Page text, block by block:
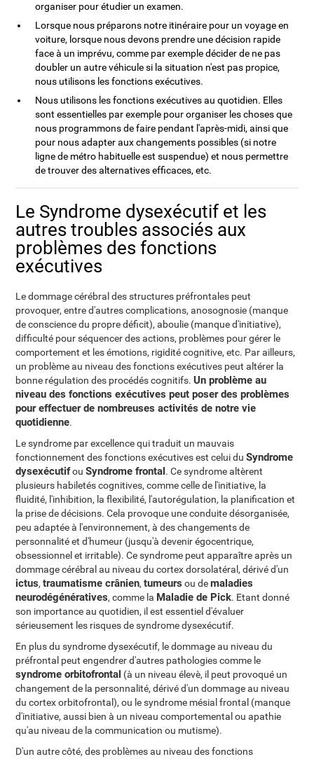
organiser pour étudier un examen.
Lorsque nous préparons notre itinéraire pour un voyage en
voiture, lorsque nous devons prendre une décision rapide
face à un imprévu, comme par exemple décider de ne pas
doubler un autre véhicule si la situation n'est pas propice,
nous utilisons les fonctions exécutives.
Nous utilisons les fonctions exécutives au quotidien. Elles
sont essentielles par exemple pour organiser les choses que
nous programmons de faire pendant l'après-midi, ainsi que
pour nous adapter aux changements possibles (si notre
ligne de métro habituelle est suspendue) et nous permettre
de trouver des alternatives efficaces, etc.
Le Syndrome dysexécutif et les
autres troubles associés aux
problèmes des fonctions
exécutives
Le dommage cérébral des structures préfrontales peut
provoquer, entre d'autres complications, anosognosie (manque
de conscience du propre déficit), aboulie (manque d'initiative),
difficulté pour séquencer des actions, problèmes pour gérer le
comportement et les émotions, rigidité cognitive, etc. Par ailleurs,
un problème au niveau des fonctions exécutives peut altérer la
bonne régulation des procédés cognitifs.Un problème au
niveau des fonctions exécutives peut poser des problèmes
pour effectuer de nombreuses activités de notre vie
quotidienne.
Le syndrome par excellence qui traduit un mauvais
fonctionnement des fonctions exécutives est celui duSyndrome
dysexécutifouSyndrome frontal. Ce syndrome altèrent
plusieurs habiletés cognitives, comme celle de l'initiative, la
fluidité, l'inhibition, la flexibilité, l'autorégulation, la planification et
la prise de décisions. Cela provoque une conduite désorganisée,
peu adaptée à l'environnement, à des changements de
personnalité et d'humeur (jusqu'à devenir égocentrique,
obsessionnel et irritable). Ce syndrome peut apparaître après un
dommage cérébral au niveau du cortex dorsolatéral, dérivé d'un
ictus,traumatisme crânien,tumeurs ou demaladies
neurodégénératives, comme la Maladie de Pick. Etant donné
son importance au quotidien, il est essentiel d'évaluer
sérieusement les risques de syndrome dysexécutif.
En plus du syndrome dysexécutif, le dommage au niveau du
préfrontal peut engendrer d'autres pathologies comme le
syndrome orbitofrontal (à un niveau élevè, il peut provoqué un
changement de la personnalité, dérivé d'un dommage au niveau
du cortex orbitofrontal), ou le syndrome mésial frontal (manque
d'initiative, aussi bien à un niveau comportemental ou apathie
qu'au niveau de la communication ou mutisme).
D'un autre côté, des problèmes au niveau des fonctions